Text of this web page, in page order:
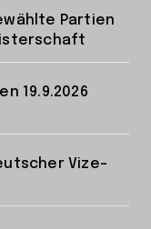
Partien
19.9.2026
Vize-